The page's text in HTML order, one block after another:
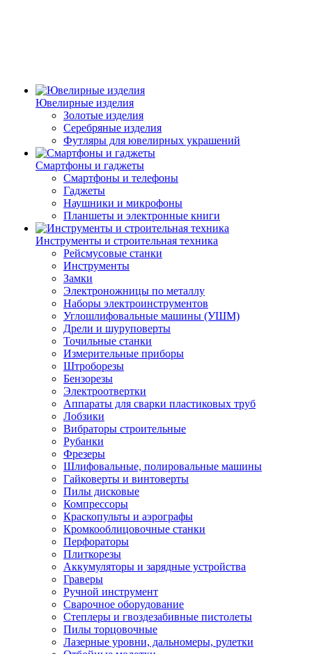
Ювелирные изделия
Золотые изделия
Серебряные изделия
Футляры для ювелирных украшений
Смартфоны и гаджеты
Смартфоны и телефоны
Гаджеты
Наушники и микрофоны
Планшеты и электронные книги
Инструменты и строительная техника
Рейсмусовые станки
Инструменты
Замки
Электроножницы по металлу
Наборы электроинструментов
Углошлифовальные машины (УШМ)
Дрели и шуруповерты
Точильные станки
Измерительные приборы
Штроборезы
Бензорезы
Электроотвертки
Аппараты для сварки пластиковых труб
Лобзики
Вибраторы строительные
Рубанки
Фрезеры
Шлифовальные, полировальные машины
Гайковерты и винтоверты
Пилы дисковые
Компрессоры
Краскопульты и аэрографы
Кромкооблицовочные станки
Перфораторы
Плиткорезы
Аккумуляторы и зарядные устройства
Граверы
Ручной инструмент
Сварочное оборудование
Степлеры и гвоздезабивные пистолеты
Пилы торцовочные
Лазерные уровни, дальномеры, рулетки